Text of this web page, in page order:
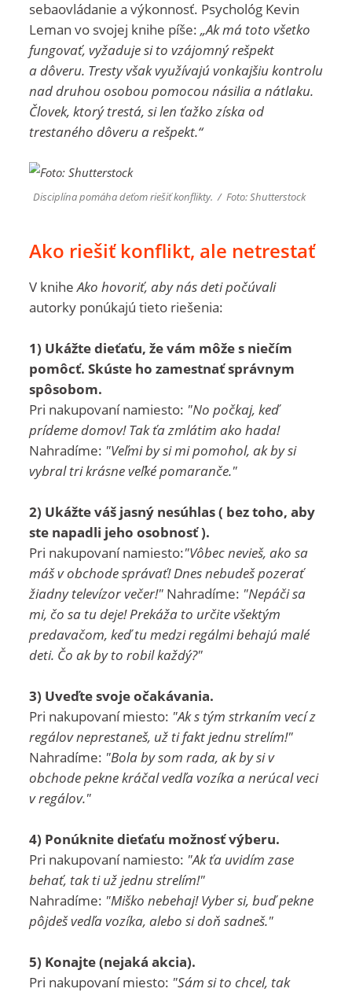
sebaovládanie a výkonnosť. Psychológ Kevin
Leman vo svojej knihe píše: „Ak má toto všetko
fungovať, vyžaduje si to vzájomný rešpekt
a dôveru. Tresty však využívajú vonkajšiu kontrolu
nad druhou osobou pomocou násilia a nátlaku.
Človek, ktorý trestá, si len ťažko získa od
trestaného dôveru a rešpekt.“
Disciplína pomáha deťom riešiť konflikty. / Foto: Shutterstock
Ako riešiť konflikt, ale netrestať
V kniheAko hovoriť, aby nás deti počúvali
autorky ponúkajú tieto riešenia:
1) Ukážte dieťaťu, že vám môže s niečím
pomôcť. Skúste ho zamestnať správnym
spôsobom.
Pri nakupovaní namiesto: "No počkaj, keď
prídeme domov! Tak ťa zmlátim ako hada!
Nahradíme: "Veľmi by si mi pomohol, ak by si
vybral tri krásne veľké pomaranče."
2) Ukážte váš jasný nesúhlas ( bez toho, aby
ste napadli jeho osobnosť ).
Pri nakupovaní namiesto:"Vôbec nevieš, ako sa
máš v obchode správať! Dnes nebudeš pozerať
žiadny televízor večer!" Nahradíme: "Nepáči sa
mi, čo sa tu deje! Prekáža to určite všektým
predavačom, keď tu medzi regálmi behajú malé
deti. Čo ak by to robil každý?"
3) Uveďte svoje očakávania.
Pri nakupovaní miesto: "Ak s tým strkaním vecí z
regálov neprestaneš, už ti fakt jednu strelím!"
Nahradíme: "Bola by som rada, ak by si v
obchode pekne kráčal vedľa vozíka a nerúcal veci
v regálov."
4) Ponúknite dieťaťu možnosť výberu.
Pri nakupovaní namiesto: "Ak ťa uvidím zase
behať, tak ti už jednu strelím!"
Nahradíme: "Miško nebehaj! Vyber si, buď pekne
pôjdeš vedľa vozíka, alebo si doň sadneš."
5) Konajte (nejaká akcia).
Pri nakupovaní miesto: "Sám si to chcel, tak